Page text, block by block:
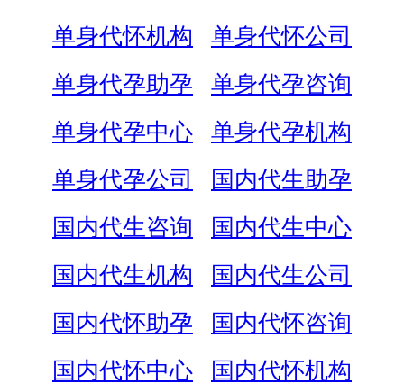
单身代怀机构
单身代怀公司
单身代孕助孕
单身代孕咨询
单身代孕中心
单身代孕机构
单身代孕公司
国内代生助孕
国内代生咨询
国内代生中心
国内代生机构
国内代生公司
国内代怀助孕
国内代怀咨询
国内代怀中心
国内代怀机构